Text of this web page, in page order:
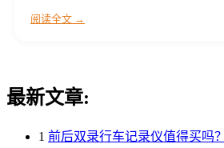
阅读全文 →
最新文章:
1 前后双录行车记录仪值得买吗